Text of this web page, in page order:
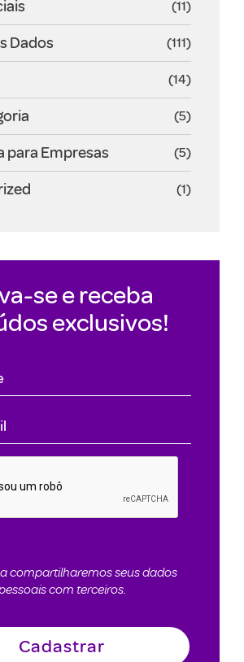
(11)
Dados (111)
(14)
(5)
para Empresas (5)
(1)
se e receba
exclusivos!
compartilharemos seus dados
com terceiros.